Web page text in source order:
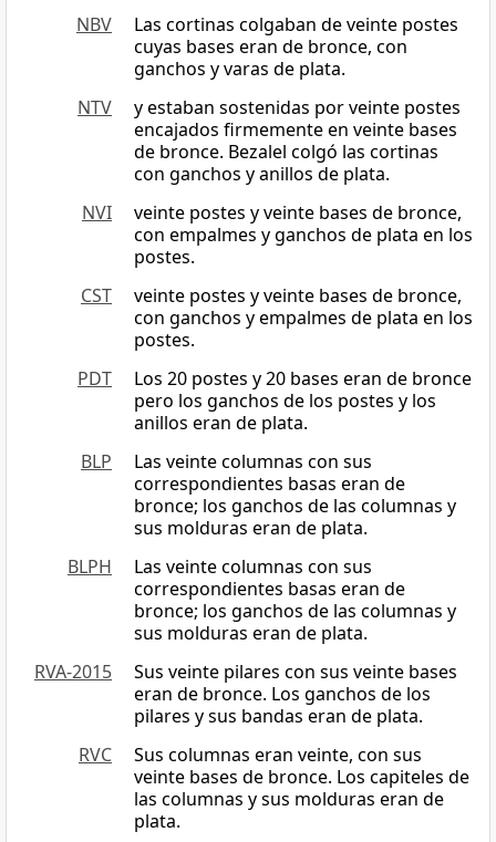
NBV
Las cortinas colgaban de veinte postes
cuyas bases eran de bronce, con
ganchos y varas de plata.
NTV
y estaban sostenidas por veinte postes
encajados firmemente en veinte bases
de bronce. Bezalel colgó las cortinas
con ganchos y anillos de plata.
NVI
veinte postes y veinte bases de bronce,
con empalmes y ganchos de plata en los
postes.
CST
veinte postes y veinte bases de bronce,
con ganchos y empalmes de plata en los
postes.
PDT
Los 20 postes y 20 bases eran de bronce
pero los ganchos de los postes y los
anillos eran de plata.
BLP
Las veinte columnas con sus
correspondientes basas eran de
bronce; los ganchos de las columnas y
sus molduras eran de plata.
BLPH
Las veinte columnas con sus
correspondientes basas eran de
bronce; los ganchos de las columnas y
sus molduras eran de plata.
RVA-2015
Sus veinte pilares con sus veinte bases
eran de bronce. Los ganchos de los
pilares y sus bandas eran de plata.
RVC
Sus columnas eran veinte, con sus
veinte bases de bronce. Los capiteles de
las columnas y sus molduras eran de
plata.